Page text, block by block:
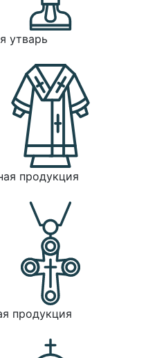
утварь
продукция
продукция